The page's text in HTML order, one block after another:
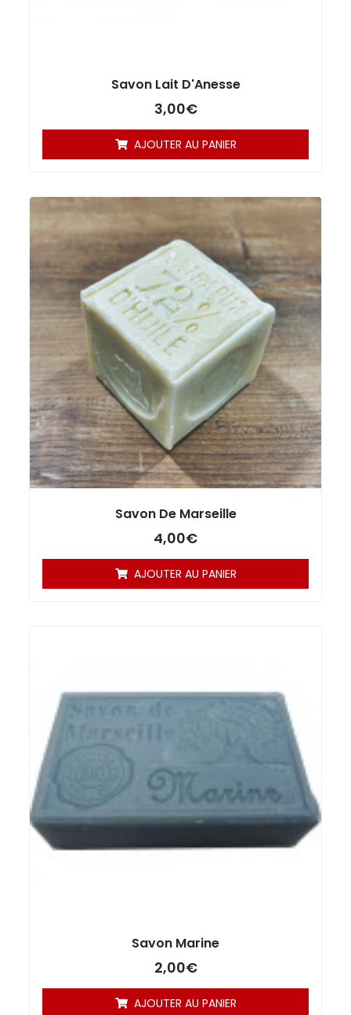
Savon Lait D'Anesse
3,00€
AJOUTER AU PANIER
Savon De Marseille
4,00€
AJOUTER AU PANIER
Savon Marine
2,00€
AJOUTER AU PANIER